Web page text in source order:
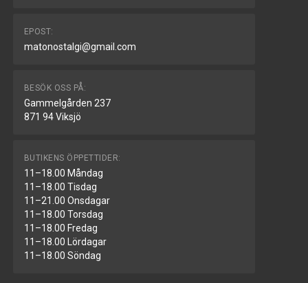
EPOST:
matonostalgi@gmail.com
BESÖK OSS PÅ:
Gammelgården 237
871 94 Viksjö
BUTIKENS ÖPPETTIDER:
11–18.00 Måndag
11–18.00 Tisdag
11–21.00 Onsdagar
11–18.00 Torsdag
11–18.00 Fredag
11–18.00 Lördagar
11–18.00 Söndag